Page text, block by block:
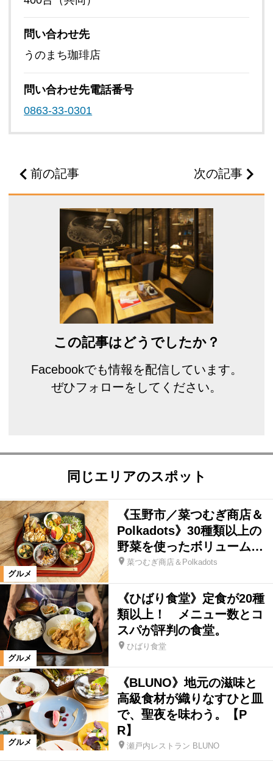
問い合わせ先
うのまち珈琲店
問い合わせ先電話番号
0863-33-0301
前の記事 次の記事
この記事はどうでしたか？
Facebookでも情報を配信しています。
ぜひフォローをしてください。
同じエリアのスポット
グルメ
《玉野市／菜つむぎ商店＆
Polkadots》30種類以上の
野菜を使ったボリューム…
菜つむぎ商店＆Polkadots
グルメ
《ひばり食堂》定食が20種
類以上！ メニュー数とコ
スパが評判の食堂。
ひばり食堂
グルメ
《BLUNO》地元の滋味と
高級食材が織りなすひと皿
で、聖夜を味わう。【P
R】
瀬戸内レストラン BLUNO